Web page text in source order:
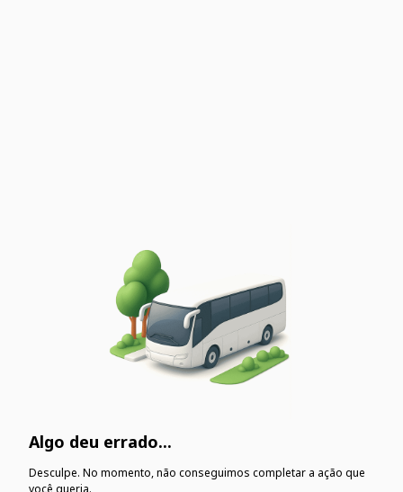
Algo deu errado...
Desculpe. No momento, não conseguimos completar a ação que
você queria.